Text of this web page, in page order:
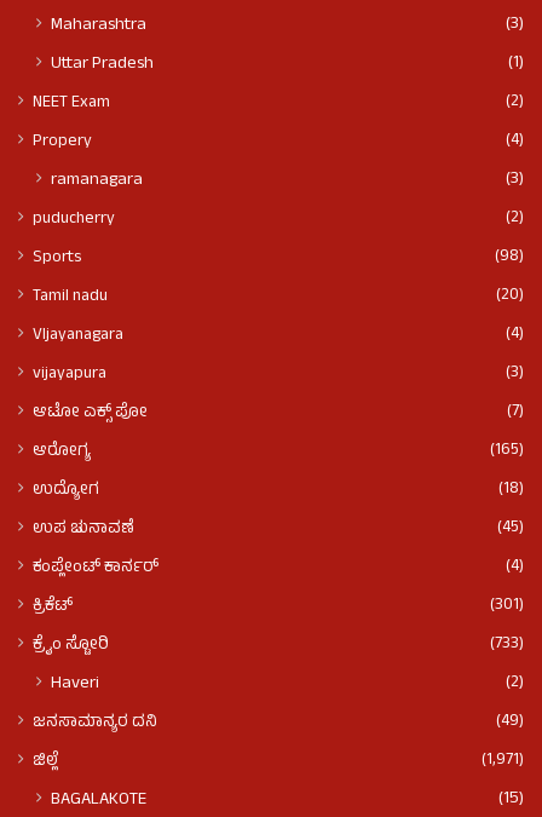
Maharashtra
(3)
Uttar Pradesh
(1)
NEET Exam
(2)
Propery
(4)
ramanagara (3)
puducherry
(2)
Sports
(98)
Tamil nadu
(20)
VIjayanagara
(4)
vijayapura
(3)
ಆಟೋ ಎಕ್ಸ್ ಪೋ
(7)
ಆರೋಗ್ಯ
(165)
ಉದ್ಯೋಗ
(18)
ಉಪ ಚುನಾವಣೆ
(45)
ಕಂಪ್ಲೇಂಟ್ ಕಾರ್ನರ್
(4)
ಕ್ರಿಕೆಟ್
(301)
ಕ್ರೈಂ ಸ್ಟೋರಿ
(733)
Haveri (2)
ಜನಸಾಮಾನ್ಯರ ದನಿ
(49)
ಜಿಲ್ಲೆ
(1,971)
BAGALAKOTE
(15)